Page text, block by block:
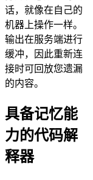
话，就像在自己的
机器上操作一样。
输出在服务端进行
缓冲，因此重新连
接时可回放您遗漏
的内容。
具备记忆能
力的代码解
释器